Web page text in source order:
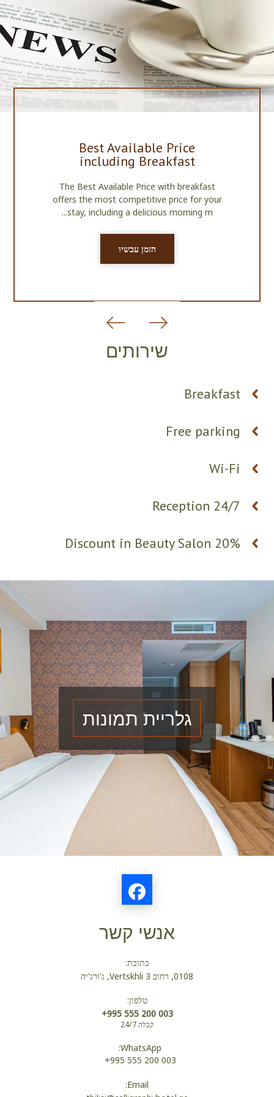
Best Available Price
including Breakfast
The Best Available Price with breakfast
offers the most competitive price for your
stay, including a delicious morning m...
הזמן עכשיו
שירותים
Breakfast
Free parking
Wi-Fi
24/7 Reception
20% Discount in Beauty Salon
גלריית תמונות
אנשי קשר
כתובת:
0108, רחוב Vertskhli 3, ג'ורג'יה
טלפון:
+995 555 200 003
קבלה 24/7
WhatsApp:
+995 555 200 003
Email: